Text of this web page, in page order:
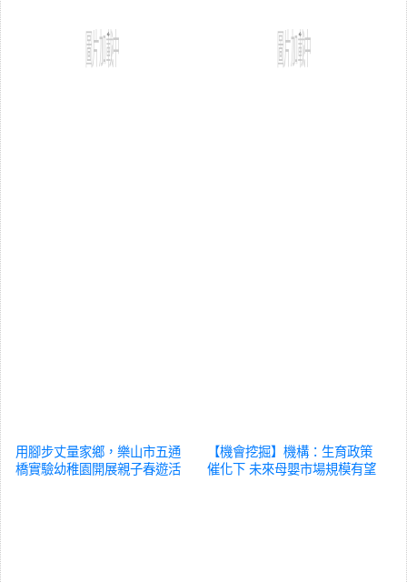
用腳步丈量家鄉，樂山市五通
橋實驗幼稚園開展親子春遊活
【機會挖掘】機構：生育政策
催化下 未來母嬰市場規模有望